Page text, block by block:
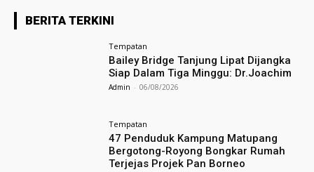
BERITA TERKINI
Tempatan
Bailey Bridge Tanjung Lipat Dijangka
Siap Dalam Tiga Minggu: Dr.Joachim
Admin - 06/08/2026
Tempatan
47 Penduduk Kampung Matupang
Bergotong-Royong Bongkar Rumah
Terjejas Projek Pan Borneo